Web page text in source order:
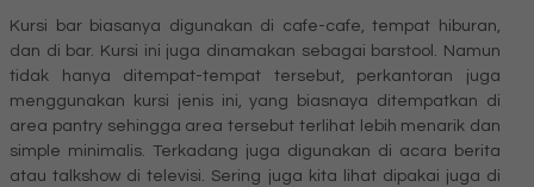
Kursi bar biasanya digunakan di cafe-cafe, tempat hiburan,
dan di bar. Kursi ini juga dinamakan sebagai barstool. Namun
tidak hanya ditempat-tempat tersebut, perkantoran juga
menggunakan kursi jenis ini, yang biasnaya ditempatkan di
area pantry sehingga area tersebut terlihat lebih menarik dan
simple minimalis. Terkadang juga digunakan di acara berita
atau talkshow di televisi. Sering juga kita lihat dipakai juga di